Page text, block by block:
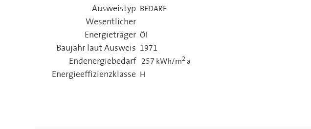
Ausweistyp BEDARF
Wesentlicher
Energieträger Öl
Baujahr laut Ausweis 1971
Endenergiebedarf 257 kWh/m2 a
Energieeffizienzklasse H